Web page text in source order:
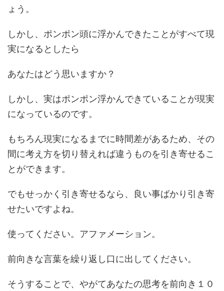
ょう。
しかし、ポンポン頭に浮かんできたことがすべて現
実になるとしたら
あなたはどう思いますか？
しかし、実はポンポン浮かんできていることが現実
になっているのです。
もちろん現実になるまでに時間差があるため、その
間に考え方を切り替えれば違うものを引き寄せるこ
とができます。
でもせっかく引き寄せるなら、良い事ばかり引き寄
せたいですよね。
使ってください。アファメーション。
前向きな言葉を繰り返し口に出してください。
そうすることで、やがてあなたの思考を前向き１０